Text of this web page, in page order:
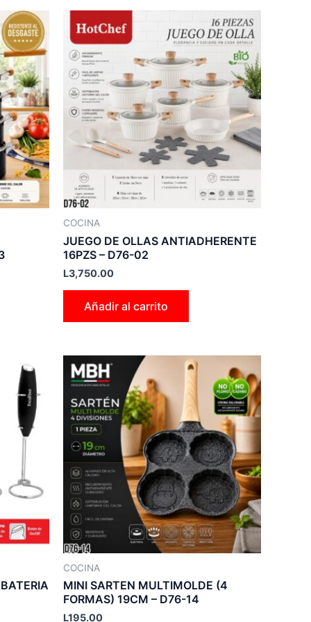
COCINA
JUEGO DE OLLAS ANTIADHERENTE
16PZS – D76-02
L3,750.00
Añadir al carrito
Este
producto
tiene
múltiples
variantes.
opciones
se
elegir
en
página
COCINA
MINI SARTEN MULTIMOLDE (4
FORMAS) 19CM – D76-14
L195.00